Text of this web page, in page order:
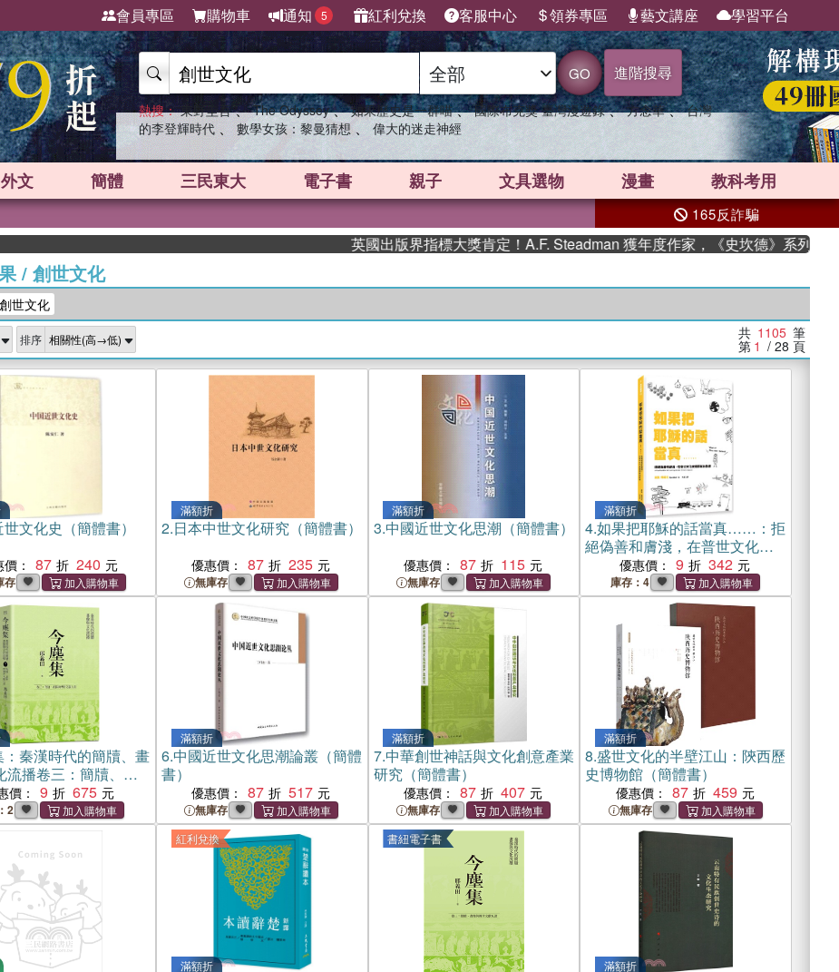
會員專區 購物車 通知 5 紅利兌換 客服中心 領券專區 藝文講座 學習平台
GO 進階搜尋
熱搜： 東野圭吾 、 The Odyssey 、 如果歷史是一群喵 、 國際布克獎 臺灣漫遊錄 、 方念華 、 台灣
的李登輝時代 、 數學女孩：黎曼猜想 、 偉大的迷走神經
外文 簡體 三民東大 電子書 親子 文具選物 漫畫 教科考用
165反詐騙
英國出版界指標大獎肯定！A.F. Steadman 獲年度作家，《史坎德》系列帶你踏上熱血
/ 創世文化
世文化
排序 共 1105 筆
第 1 / 28 頁
文化史（簡體書）
： 87 240
存
滿額折
2.日本中世文化研究（簡體書）
優惠價： 87 235
無庫存
滿額折
3.中國近世文化思潮（簡體書）
優惠價： 87 115
無庫存
滿額折
4.如果把耶穌的話當真……：拒
絕偽善和膚淺，在普世文化實
踐耶穌的教導
優惠價： 9 342
庫存：4
：秦漢時代的簡牘、畫
流播卷三：簡牘、畫
文獻互證
價： 9 675
2
滿額折
6.中國近世文化思潮論叢（簡體
書）
優惠價： 87 517
無庫存
滿額折
7.中華創世神話與文化創意產業
研究（簡體書）
優惠價： 87 407
無庫存
滿額折
8.盛世文化的半壁江山：陝西歷
史博物館（簡體書）
優惠價： 87 459
無庫存
紅利兌換
滿額折
書紐電子書
滿額折